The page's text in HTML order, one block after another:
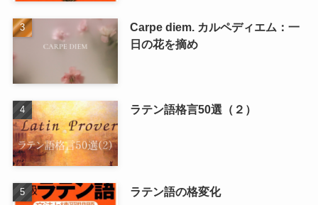
Carpe diem. カルペディエム：一
日の花を摘め
ラテン語格言50選（２）
ラテン語の格変化